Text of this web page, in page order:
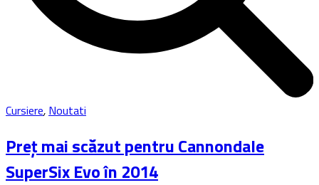
Cursiere, Noutati
Preț mai scăzut pentru Cannondale
SuperSix Evo în 2014